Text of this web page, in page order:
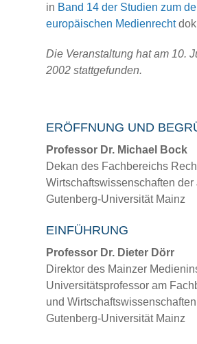
in Band 14 der Studien zum
europäischen Medienrecht
Die Veranstaltung hat am 10.
2002 stattgefunden.
ERÖFFNUNG UND
Professor Dr. Michael Bock
Dekan des Fachbereichs
Wirtschaftswissenschaften der
Gutenberg-Universität Mainz
EINFÜHRUNG
Professor Dr. Dieter Dörr
Direktor des Mainzer
Universitätsprofessor am
und
Gutenberg-Universität Mainz